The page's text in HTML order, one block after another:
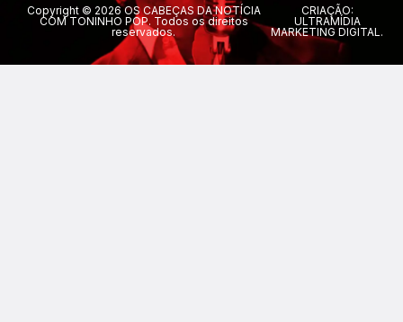
Copyright © 2026 OS CABEÇAS DA NOTÍCIA
COM TONINHO POP. Todos os direitos
reservados.
CRIAÇÃO:
ULTRAMÍDIA
MARKETING DIGITAL.